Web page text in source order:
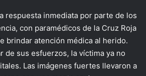
respuesta inmediata por parte de los
con paramédicos de la Cruz Roja
brindar atención médica al herido.
de sus esfuerzos, la víctima ya no
Las imágenes fuertes llevaron a